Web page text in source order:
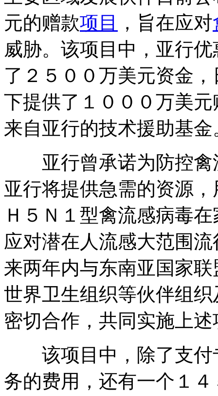
元的赠款项目 ，旨在应对
威胁。该项目中，亚行
了２５００万美元资金
下提供了１０００万美
来自亚行的技术援助
亚行曾承诺为防控禽
亚行将提供急需的资源
Ｈ５Ｎ１型禽流感病毒
应对潜在人流感大范围
来两年内与东南亚国家
世界卫生组织等伙伴组
密切合作，共同实施
该项目中，除了支付
务的费用，还有一个１